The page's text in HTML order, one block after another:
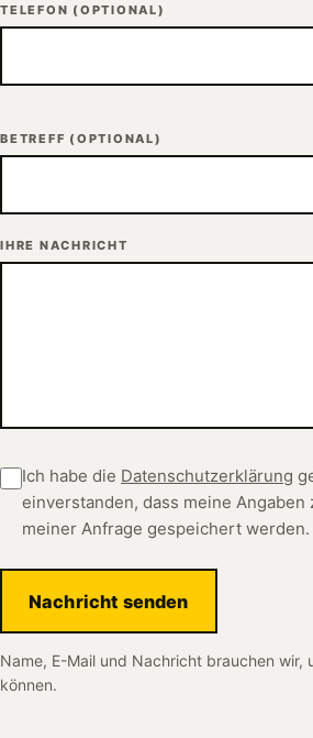
TELEFON (OPTIONAL)
BETREFF (OPTIONAL)
IHRE NACHRICHT
Ich habe die Datenschutzerklärung
einverstanden, dass meine Angaben
meiner Anfrage gespeichert werden.
Nachricht senden
Name, E-Mail und Nachricht brauchen wir,
können.